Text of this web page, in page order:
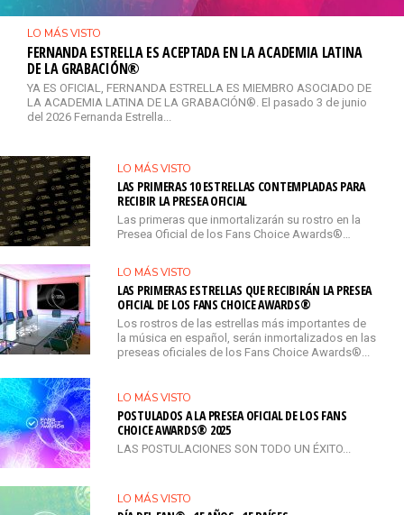
LO MÁS VISTO
FERNANDA ESTRELLA ES ACEPTADA EN LA ACADEMIA LATINA
DE LA GRABACIÓN®
YA ES OFICIAL, FERNANDA ESTRELLA ES MIEMBRO ASOCIADO DE
LA ACADEMIA LATINA DE LA GRABACIÓN®. El pasado 3 de junio
del 2026 Fernanda Estrella...
LO MÁS VISTO
LAS PRIMERAS 10 ESTRELLAS CONTEMPLADAS PARA
RECIBIR LA PRESEA OFICIAL
Las primeras que inmortalizarán su rostro en la
Presea Oficial de los Fans Choice Awards®…
LO MÁS VISTO
LAS PRIMERAS ESTRELLAS QUE RECIBIRÁN LA PRESEA
OFICIAL DE LOS FANS CHOICE AWARDS®
Los rostros de las estrellas más importantes de
la música en español, serán inmortalizados en las
preseas oficiales de los Fans Choice Awards®...
LO MÁS VISTO
POSTULADOS A LA PRESEA OFICIAL DE LOS FANS
CHOICE AWARDS® 2025
LAS POSTULACIONES SON TODO UN ÉXITO...
LO MÁS VISTO